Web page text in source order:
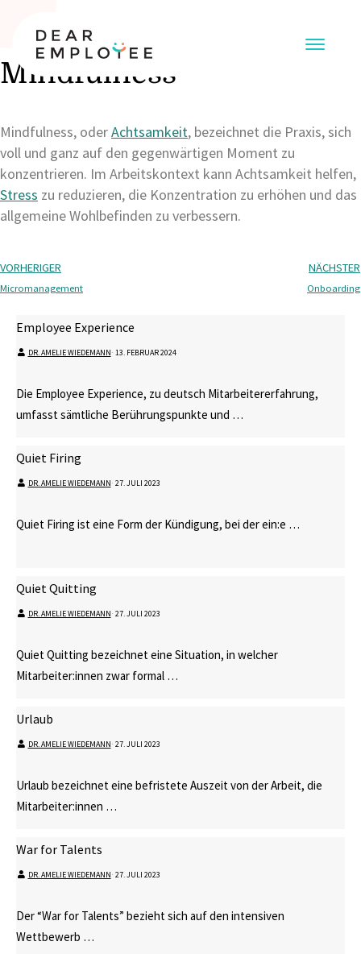
Mindfulness
Mindfulness, oderAchtsamkeit, bezeichnet die Praxis, sich
voll und ganz auf den gegenwärtigen Moment zu
konzentrieren. Im Arbeitskontext kann Achtsamkeit helfen,
Stress zu reduzieren, die Konzentration zu erhöhen und das
allgemeine Wohlbefinden zu verbessern.
VORHERIGER
Micromanagement
NÄCHSTER
Onboarding
Employee Experience
DR. AMELIE WIEDEMANN⋅ 13. FEBRUAR 2024
Die Employee Experience, zu deutsch Mitarbeitererfahrung,
umfasst sämtliche Berührungspunkte und …
Quiet Firing
DR. AMELIE WIEDEMANN⋅ 27. JULI 2023
Quiet Firing ist eine Form der Kündigung, bei der ein:e …
Quiet Quitting
DR. AMELIE WIEDEMANN⋅ 27. JULI 2023
Quiet Quitting bezeichnet eine Situation, in welcher
Mitarbeiter:innen zwar formal …
Urlaub
DR. AMELIE WIEDEMANN⋅ 27. JULI 2023
Urlaub bezeichnet eine befristete Auszeit von der Arbeit, die
Mitarbeiter:innen …
War for Talents
DR. AMELIE WIEDEMANN⋅ 27. JULI 2023
Der “War for Talents” bezieht sich auf den intensiven
Wettbewerb …